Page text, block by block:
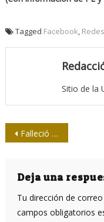
Tagged Facebook
Sitio de la
Navegación
entradas
Falleció el periodista Fritz Suárez Silva
Deja una
Tu dirección de
campos obligatorios